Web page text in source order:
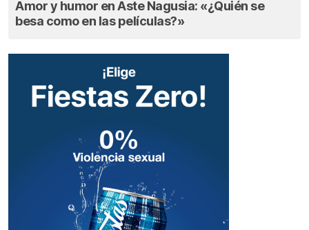
Amor y humor en Aste Nagusia: «¿Quién se
besa como en las películas?»